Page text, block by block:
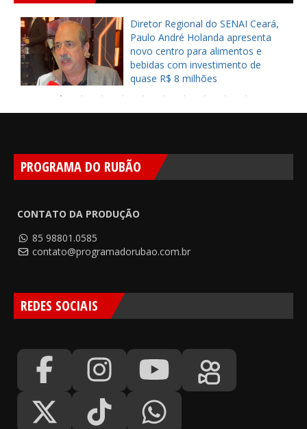
Deputado federal Danilo Forte
alerta Elmano: “Já vi gente
começando com 70% e perder a
eleição”
PROGRAMA DO RUBÃO
CONTATO DA PRODUÇÃO
85 98801.0585
contato@programadorubao.com.br
REDES SOCIAIS